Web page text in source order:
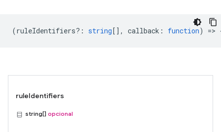
(ruleIdentifiers? : string [], callback : function)
ruleIdentifiers
string[] opcional